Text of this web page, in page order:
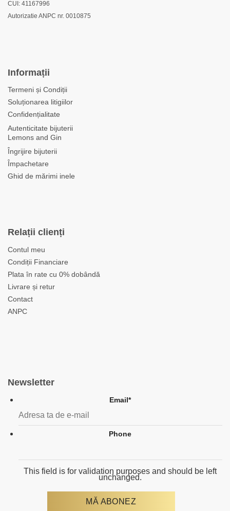
CUI: 41167996
Autorizatie ANPC nr. 0010875
Informații
Termeni și Condiții
Soluționarea litigiilor
Confidențialitate
Autenticitate bijuterii
Lemons and Gin
Îngrijire bijuterii
Împachetare
Ghid de mărimi inele
Relații clienți
Contul meu
Condiții Financiare
Plata în rate cu 0% dobândă
Livrare și retur
Contact
ANPC
Newsletter
Email*
Phone
This field is for validation purposes and should be left
unchanged.